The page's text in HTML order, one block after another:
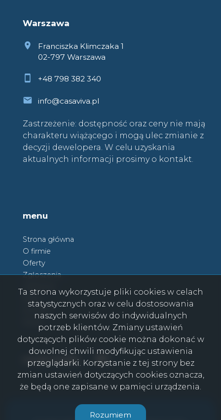
Warszawa
Franciszka Klimczaka 1
02-797 Warszawa
+48 798 382 340
info@casaviva.pl
Zastrzeżenie: dostępność oraz ceny nie mają
charakteru wiążącego i mogą ulec zmianie z
decyzji dewelopera. W celu uzyskania
aktualnych informacji prosimy o kontakt.
menu
Strona główna
O firmie
Oferty
Zgłoszenia
Kontakt
social media Facebook
Facebook
CasaViva © 2026
Ta strona wykorzystuje pliki cookies w celach
statystycznych oraz w celu dostosowania
naszych serwisów do indywidualnych
potrzeb klientów. Zmiany ustawień
dotyczących plików cookie można dokonać w
dowolnej chwili modyfikując ustawienia
przeglądarki. Korzystanie z tej strony bez
zmian ustawień dotyczących cookies oznacza,
że będą one zapisane w pamięci urządzenia.
Rozumiem